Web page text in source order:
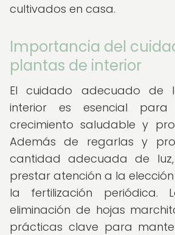
cultivados en casa.
Importancia del
plantas de interior
El cuidado adecuado de
interior es esencial para
crecimiento saludable y
Además de regarlas y
cantidad adecuada de
prestar atención a la
la fertilización
eliminación de hojas
prácticas clave para